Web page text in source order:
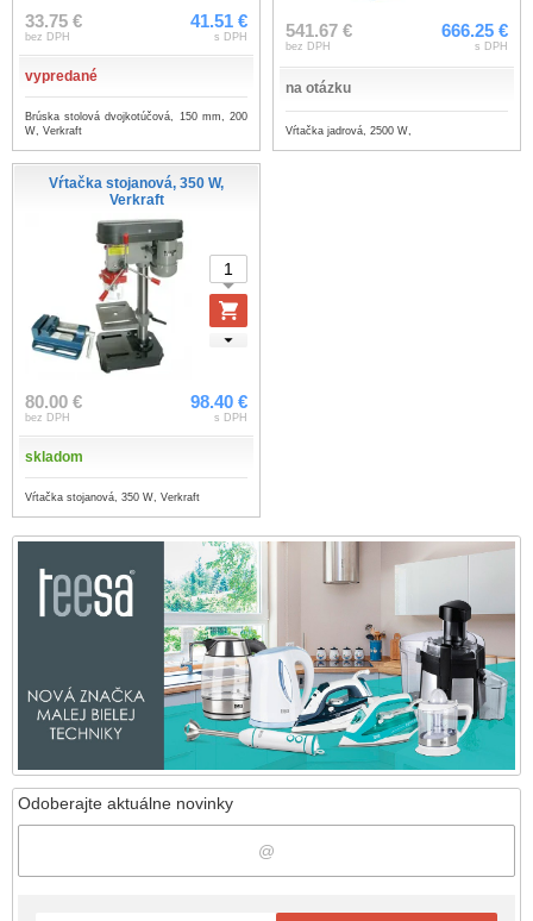
Odoberajte aktuálne novinky
33.75 €
bez DPH
41.51 €
s DPH
vypredané
Brúska stolová dvojkotúčová, 150 mm, 200
W, Verkraft
541.67 €
bez DPH
666.25 €
s DPH
na otázku
Vŕtačka jadrová, 2500 W,
Vŕtačka stojanová, 350 W,
Verkraft
80.00 €
bez DPH
98.40 €
s DPH
skladom
Vŕtačka stojanová, 350 W, Verkraft